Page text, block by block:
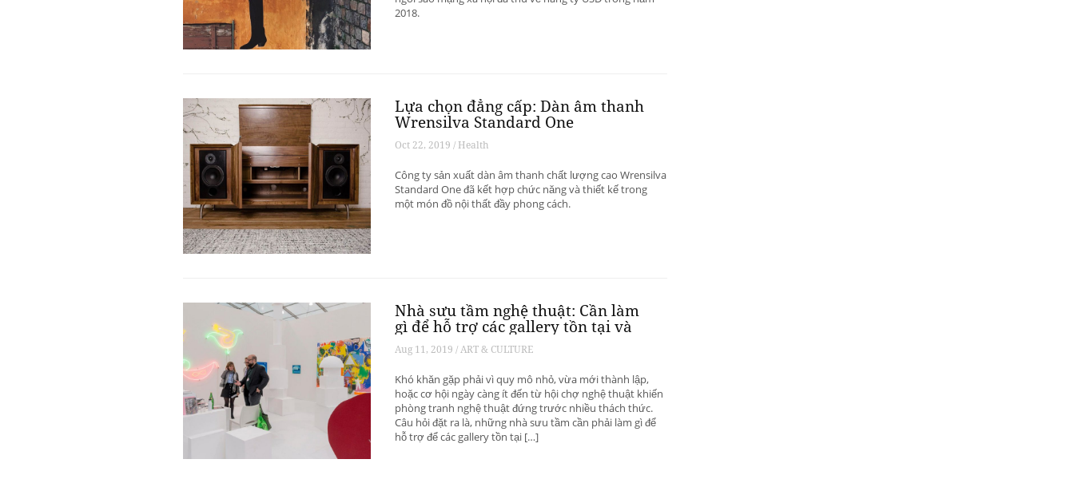
2018.
Lựa chọn đẳng cấp: Dàn âm thanh
Wrensilva Standard One
Oct 22, 2019 / Health
Công ty sản xuất dàn âm thanh chất lượng cao Wrensilva
Standard One đã kết hợp chức năng và thiết kế trong
một món đồ nội thất đầy phong cách.
Nhà sưu tầm nghệ thuật: Cần làm
gì để hỗ trợ các gallery tồn tại và
phát triển? – Phần 1
Aug 11, 2019 / ART & CULTURE
Khó khăn gặp phải vì quy mô nhỏ, vừa mới thành lập,
hoặc cơ hội ngày càng ít đến từ hội chợ nghệ thuật khiến
phòng tranh nghệ thuật đứng trước nhiều thách thức.
Câu hỏi đặt ra là, những nhà sưu tầm cần phải làm gì để
hỗ trợ để các gallery tồn tại […]